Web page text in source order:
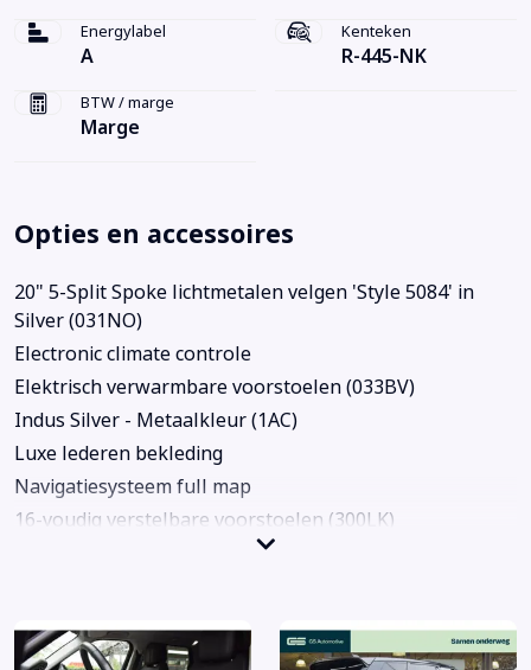
Energylabel
A
Kenteken
R-445-NK
BTW / marge
Marge
Opties en accessoires
20" 5-Split Spoke lichtmetalen velgen 'Style 5084' in
Silver (031NO)
Electronic climate controle
Elektrisch verwarmbare voorstoelen (033BV)
Indus Silver - Metaalkleur (1AC)
Luxe lederen bekleding
Navigatiesysteem full map
16-voudig verstelbare voorstoelen (300LK)
Achterbank in delen neerklapbaar
Adaptive Cruise Control met Stop &amp; Go (065AM)